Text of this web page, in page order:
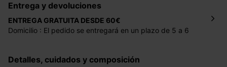
Entrega y devoluciones
ENTREGA GRATUITA DESDE 60€
Domicilio : El pedido se entregará en un plazo de 5 a 6
Mondial Relay : El pedido se entregará en un plazo de 5
Detalles, cuidados y composición